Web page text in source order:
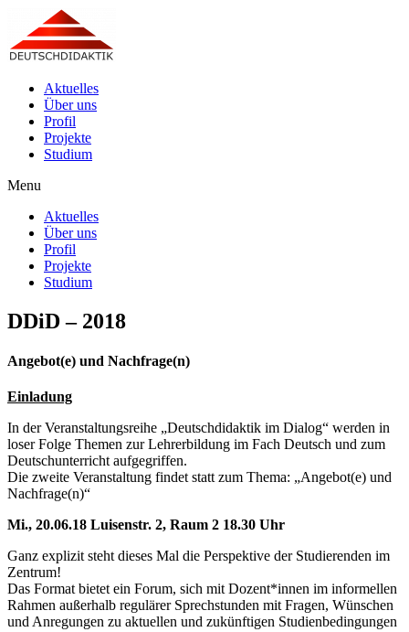
Aktuelles
Über uns
Profil
Projekte
Studium
Menu
Aktuelles
Über uns
Profil
Projekte
Studium
DDiD – 2018
Angebot(e) und Nachfrage(n)
Einladung
In der Veranstaltungsreihe „Deutschdidaktik im Dialog“ werden in
loser Folge Themen zur Lehrerbildung im Fach Deutsch und zum
Deutschunterricht aufgegriffen.
Die zweite Veranstaltung findet statt zum Thema: „Angebot(e) und
Nachfrage(n)“
Mi., 20.06.18 Luisenstr. 2, Raum 2 18.30 Uhr
Ganz explizit steht dieses Mal die Perspektive der Studierenden im
Zentrum!
Das Format bietet ein Forum, sich mit Dozent*innen im informellen
Rahmen außerhalb regulärer Sprechstunden mit Fragen, Wünschen
und Anregungen zu aktuellen und zukünftigen Studienbedingungen